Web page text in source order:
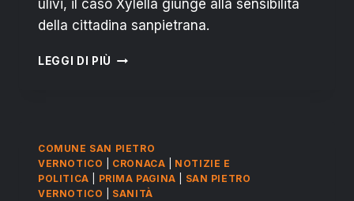
ulivi, il caso Xylella giunge alla sensibilità
della cittadina sanpietrana.
LEGGI DI PIÙ SAN
QUALE
FUTURO
COMUNE SAN PIETRO
VERNOTICO
CRONACA
NOTIZIE E
POLITICA
PRIMA PAGINA
SAN PIETRO
VERNOTICO
SANITÀ